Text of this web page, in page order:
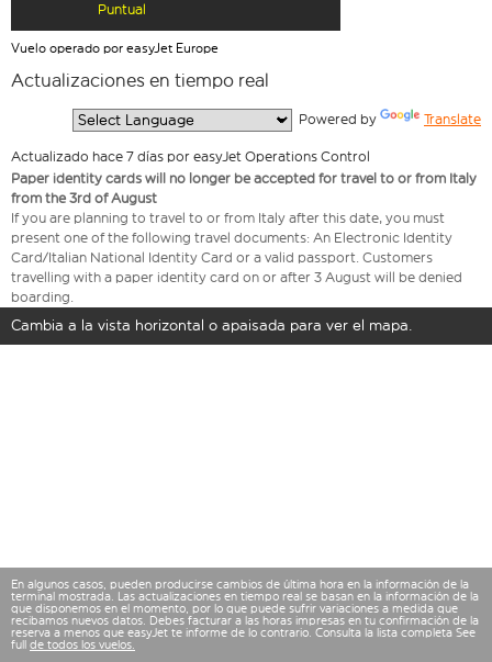
Puntual
Vuelo operado por easyJet Europe
Actualizaciones en tiempo real
Powered by Translate
Actualizado hace 7 días por easyJet Operations Control
Paper identity cards will no longer be accepted for travel to or from Italy
from the 3rd of August
If you are planning to travel to or from Italy after this date, you must
present one of the following travel documents: An Electronic Identity
Card/Italian National Identity Card or a valid passport. Customers
travelling with a paper identity card on or after 3 August will be denied
boarding.
Cambia a la vista horizontal o apaisada para ver el mapa.
En algunos casos, pueden producirse cambios de última hora en la información de la
terminal mostrada. Las actualizaciones en tiempo real se basan en la información de la
que disponemos en el momento, por lo que puede sufrir variaciones a medida que
recibamos nuevos datos. Debes facturar a las horas impresas en tu confirmación de la
reserva a menos que easyJet te informe de lo contrario. Consulta la lista completa See
full de todos los vuelos.